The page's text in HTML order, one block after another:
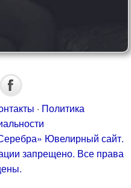
· Политика
Ювелирный сайт.
запрещено. Все права